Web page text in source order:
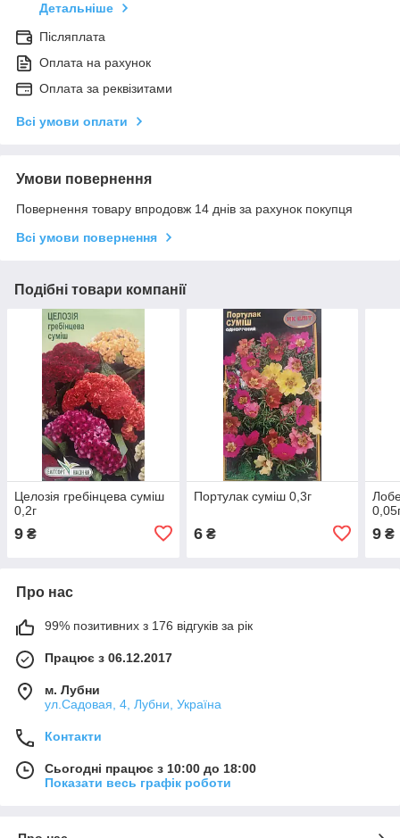
Детальніше
Післяплата
Оплата на рахунок
Оплата за реквізитами
Всі умови оплати
Умови повернення
Повернення товару впродовж 14 днів за рахунок покупця
Всі умови повернення
Подібні товари компанії
Целозія гребінцева суміш
0,2г
9 ₴
Портулак суміш 0,3г
6₴ 9 ₴
Про нас
99% позитивних з 176 відгуків за рік
Працює з 06.12.2017
м. Лубни
ул.Садовая, 4, Лубни, Україна
Контакти
Сьогодні працює з 10:00 до 18:00
Показати весь графік роботи